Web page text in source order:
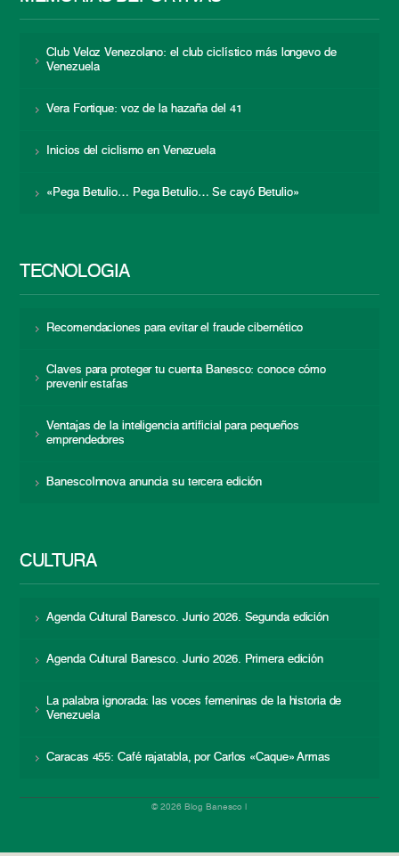
Club Veloz Venezolano: el club ciclístico más longevo de
Venezuela
Vera Fortique: voz de la hazaña del 41
Inicios del ciclismo en Venezuela
«Pega Betulio… Pega Betulio… Se cayó Betulio»
TECNOLOGÍA
Recomendaciones para evitar el fraude cibernético
Claves para proteger tu cuenta Banesco: conoce cómo
prevenir estafas
Ventajas de la inteligencia artificial para pequeños
emprendedores
BanescoInnova anuncia su tercera edición
CULTURA
Agenda Cultural Banesco. Junio 2026. Segunda edición
Agenda Cultural Banesco. Junio 2026. Primera edición
La palabra ignorada: las voces femeninas de la historia de
Venezuela
Caracas 455: Café rajatabla, por Carlos «Caque» Armas
© 2026 Blog Banesco |